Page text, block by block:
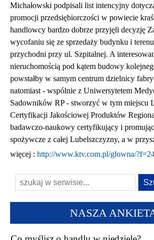
Michałowski podpisali list intencyjny
promocji przedsiębiorczości w powiecie
handlowcy bardzo dobrze przyjęli decyzję
wycofaniu się ze sprzedaży budynku i
przychodni przy ul. Szpitalnej. A
nieruchomością pod kątem budowy
powstałby w samym centrum dzielnicy
natomiast - wspólnie z Uniwersytetem
Sadowników RP - stworzyć w tym miejscu
Certyfikacji Jakościowej Produktów
badawczo-naukowy certyfikujący i
spożywcze z całej Lubelszczyzny, a w
więcej : http://www.ktv.com.pl/glowna/
NASZA